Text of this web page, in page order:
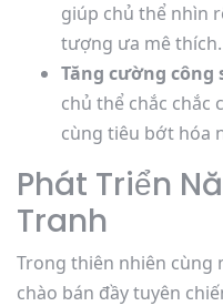
giúp chủ thể nhìn
tượng ưa mê thích.
Tăng cường công
chủ thể chắc chắc
cùng tiêu bớt hóa
Phát Triển
Tranh
Trong thiên nhiên
chào bán đầy tuyên